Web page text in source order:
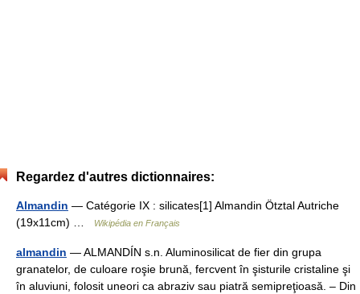
Regardez d'autres dictionnaires:
Almandin — Catégorie IX : silicates[1] Almandin Ötztal Autriche
(19x11cm) …
Wikipédia en Français
almandin — ALMANDÍN s.n. Aluminosilicat de fier din grupa
granatelor, de culoare roşie brună, fercvent în şisturile cristaline şi
în aluviuni, folosit uneori ca abraziv sau piatră semipreţioasă. – Din